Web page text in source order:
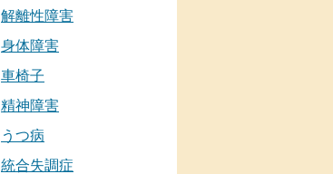
解離性障害
身体障害
車椅子
精神障害
うつ病
統合失調症